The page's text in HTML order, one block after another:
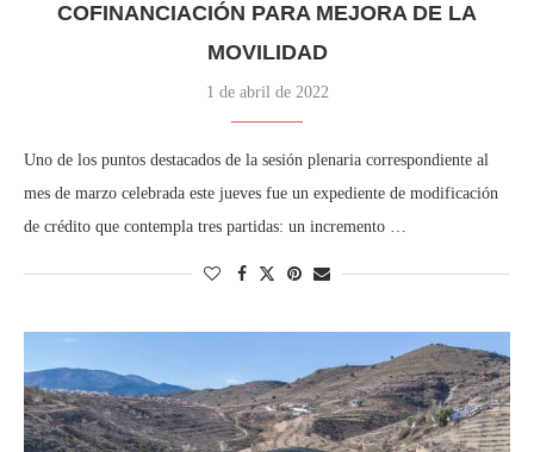
COFINANCIACIÓN PARA MEJORA DE LA
MOVILIDAD
1 de abril de 2022
Uno de los puntos destacados de la sesión plenaria correspondiente al
mes de marzo celebrada este jueves fue un expediente de modificación
de crédito que contempla tres partidas: un incremento …